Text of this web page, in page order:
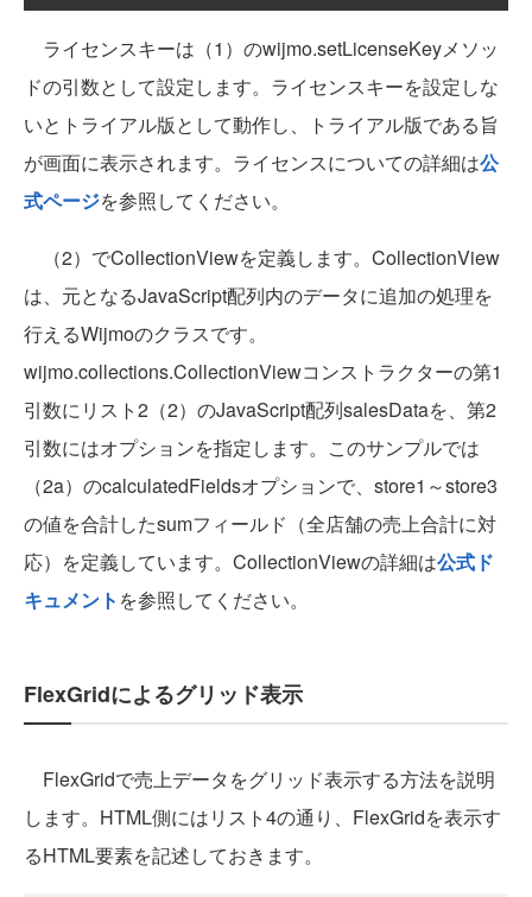
ライセンスキーは（1）のwijmo.setLicenseKeyメソッ
ドの引数として設定します。ライセンスキーを設定しな
いとトライアル版として動作し、トライアル版である旨
が画面に表示されます。ライセンスについての詳細は公
式ページを参照してください。
（2）でCollectionViewを定義します。CollectionView
は、元となるJavaScript配列内のデータに追加の処理を
行えるWijmoのクラスです。
wijmo.collections.CollectionViewコンストラクターの第1
引数にリスト2（2）のJavaScript配列salesDataを、第2
引数にはオプションを指定します。このサンプルでは
（2a）のcalculatedFieldsオプションで、store1～store3
の値を合計したsumフィールド（全店舗の売上合計に対
応）を定義しています。CollectionViewの詳細は公式ド
キュメント を参照してください。
FlexGridによるグリッド表示
FlexGridで売上データをグリッド表示する方法を説明
します。HTML側にはリスト4の通り、FlexGridを表示す
るHTML要素を記述しておきます。